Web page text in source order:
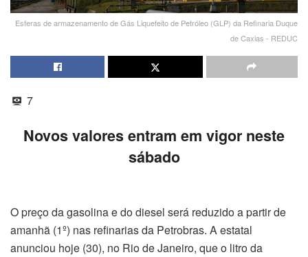
Esferas de armazenamento de Gás Liquefeito de Petróleo (GLP) da Refinaria Duque
de Caxias - REDUC
7
Novos valores entram em vigor neste
sábado
O preço da gasolina e do diesel será reduzido a partir de
amanhã (1º) nas refinarias da Petrobras. A estatal
anunciou hoje (30), no Rio de Janeiro, que o litro da